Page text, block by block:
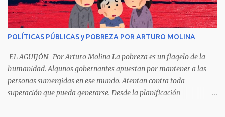
comilona. A poco llegaron, y avanza ratón, Estírase el cuello, coge
el aldabón, Da dos o tres golpes, preguntan: ¿quién es? -Yo doña
ratona, beso a usted los pies ¿Está usted en casa? -Sí señor sí estoy,
y celebro mucho ver a ustedes hoy; estaba en mi oficio, hilando
algodón, pero eso no importa; bienvenidos son. Se hicieron la
venia, se dieron la mano, Y dice Rat...
POLÍTICAS PÚBLICAS y POBREZA POR ARTURO MOLINA
EL AGUIJÓN Por Arturo Molina La pobreza es un flagelo de la
humanidad. Algunos gobernantes apuestan por mantener a las
personas sumergidas en ese mundo. Atentan contra toda
superación que pueda generarse. Desde la planificación